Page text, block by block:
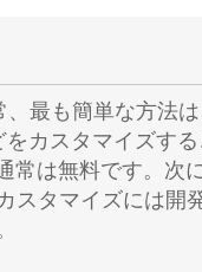
最も簡単な方法
カスタマイズす
常は無料です。次
スタマイズには開